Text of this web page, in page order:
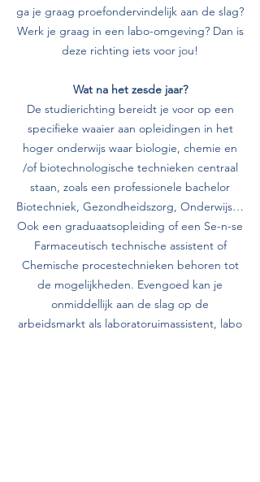
ga je graag proefondervindelijk aan de slag?
Werk je graag in een labo-omgeving? Dan is
deze richting iets voor jou!
Wat na het zesde jaar?
De studierichting bereidt je voor op een
specifieke waaier aan opleidingen in het
hoger onderwijs waar biologie, chemie en
/of biotechnologische technieken centraal
staan, zoals een professionele bachelor
Biotechniek, Gezondheidszorg, Onderwijs…
Ook een graduaatsopleiding of een Se-n-se
Farmaceutisch technische assistent of
Chemische procestechnieken behoren tot
de mogelijkheden. Evengoed kan je
onmiddellijk aan de slag op de
arbeidsmarkt als laboratoruimassistent, labo